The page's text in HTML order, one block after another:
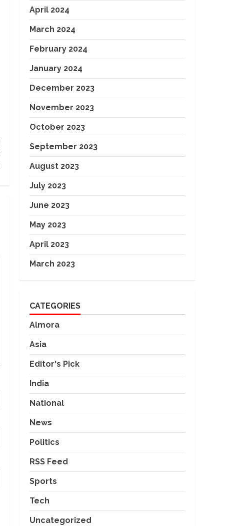
April 2024
March 2024
February 2024
January 2024
December 2023
November 2023
October 2023
September 2023
August 2023
July 2023
June 2023
May 2023
April 2023
March 2023
CATEGORIES
Almora
Asia
Editor's Pick
India
National
News
Politics
RSS Feed
Sports
Tech
Uncategorized